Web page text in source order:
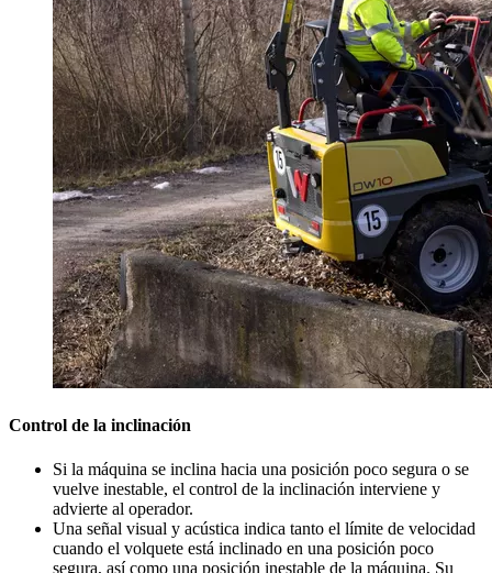
Control de la inclinación
Si la máquina se inclina hacia una posición poco segura o se
vuelve inestable, el control de la inclinación interviene y
advierte al operador.
Una señal visual y acústica indica tanto el límite de velocidad
cuando el volquete está inclinado en una posición poco
segura, así como una posición inestable de la máquina. Su